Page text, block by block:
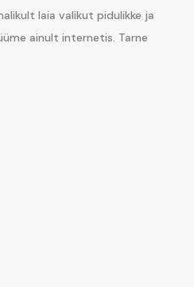
laia valikut pidulikke ja
ainult internetis. Tarne